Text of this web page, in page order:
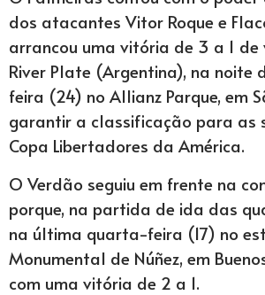
dos atacantes Vitor Roque e
arrancou uma vitória de 3 a 1
River Plate (Argentina), na
feira (24) no Allianz Parque, em
garantir a classificação para as
Copa Libertadores da América.
O Verdão seguiu em frente na
porque, na partida de ida das
na última quarta-feira (17) no
Monumental de Núñez, em
com uma vitória de 2 a 1.